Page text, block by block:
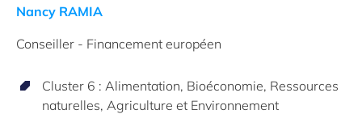
Nancy RAMIA
Conseiller - Financement européen
Cluster 6 : Alimentation, Bioéconomie, Ressources
naturelles, Agriculture et Environnement